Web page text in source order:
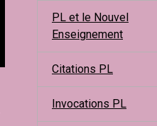
PL et le Nouvel
Enseignement
Citations PL
Invocations PL